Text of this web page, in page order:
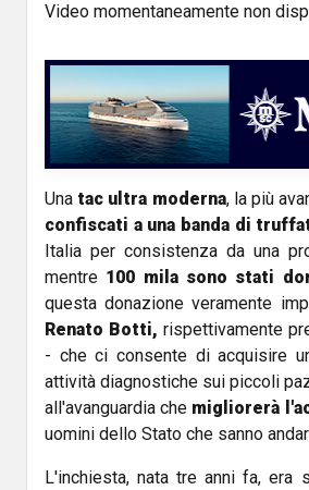
Video momentaneamente non
Una tac ultra moderna, la più
confiscati a una banda di
Italia per consistenza da una
mentre 100 mila sono stati
questa donazione veramente
Renato Botti, rispettivamente
- che ci consente di acquisire
attività diagnostiche sui piccoli
all'avanguardia che migliorerà
uomini dello Stato che sanno
L'inchiesta, nata tre anni fa, era